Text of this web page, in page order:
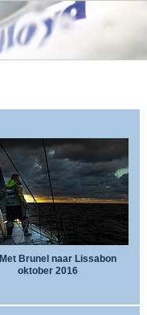
Met Brunel naar Lissabon
oktober 2016